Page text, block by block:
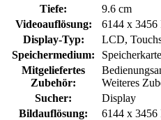
Tiefe:
9.6 cm
Videoauflösung:
6144 x 3456
Display-Typ:
LCD,
Speichermedium:
Speicherkarte
Mitgeliefertes
Zubehör:
Weiteres
Sucher:
Display
Bildauflösung:
6144 x 3456